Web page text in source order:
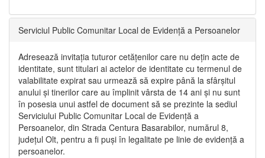
Serviciul Public Comunitar Local de Evidență a Persoanelor
Adresează invitația tuturor cetățenilor care nu dețin acte de
identitate, sunt titulari ai actelor de identitate cu termenul de
valabilitate expirat sau urmează să expire până la sfârșitul
anului și tinerilor care au împlinit vârsta de 14 ani și nu sunt
în posesia unui astfel de document să se prezinte la sediul
Serviciului Public Comunitar Local de Evidență a
Persoanelor, din Strada Centura Basarabilor, numărul 8,
județul Olt, pentru a fi puși în legalitate pe linie de evidență a
persoanelor.